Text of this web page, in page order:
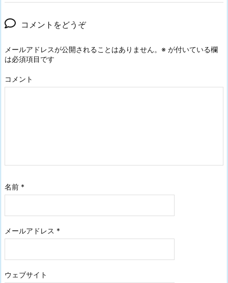
コメントをどうぞ
メールアドレスが公開されることはありません。 ※ が付いている欄
は必須項目です
コメント
名前 *
メールアドレス *
ウェブサイト